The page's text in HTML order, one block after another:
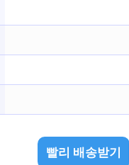
빨리 배송받기